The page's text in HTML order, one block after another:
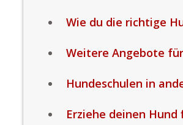
Wie du die richtige
Weitere Angebote
Hundeschulen in
Erziehe deinen